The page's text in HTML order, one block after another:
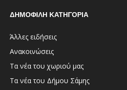
ΔΗΜΟΦΙΛΗ ΚΑΤΗΓΟΡΙΑ
Άλλες ειδήσεις
Ανακοινώσεις
Τα νέα του χωριού μας
Τα νέα του Δήμου Σάμης